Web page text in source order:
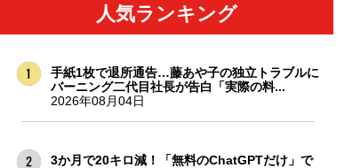
人気ランキング
手紙1枚で退所通告…藤あや子の独立トラブルに
バーニング二代目社長が告白「実際の料...
2026年08月04日
3か月で20キロ減！「無料のChatGPTだけ」で